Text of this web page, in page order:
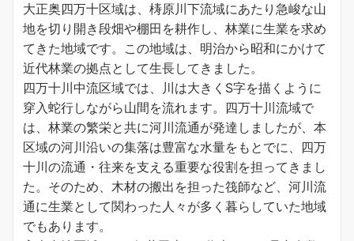
大正奥四万十区域は、梼原川下流域にあたり急峻な山
地を切り開き段畑や棚田を耕作し、林業に生業を求め
てきた地域です。この地域は、明治から昭和にかけて
近代林業の拠点として生長してきました。
四万十川中流区域では、川は大きくS字を描くように
穿入蛇行しながら山間を流れます。四万十川流域で
は、林業の繁栄と共に河川流通が発達しましたが、本
区域の河川沿いの集落は豊富な水量をもとでに、四万
十川の流通・往来を支える重要な役割を担ってきまし
た。そのため、木材の搬出を担った筏師など、河川流
通に生業として関わった人々が多く暮らしていた地域
でもあります。